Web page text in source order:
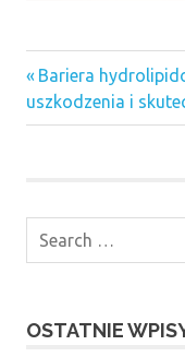
Nawigacja
wpisu
Previous
Post:
Bariera
uszkodzenia i
OSTATNIE